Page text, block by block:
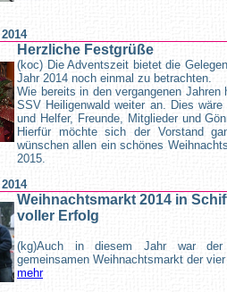
Herzliche Festgrüße
(koc) Die Adventszeit bietet die
Jahr 2014 noch einmal zu betrachten.
Wie bereits in den vergangenen
SSV Heiligenwald weiter an. Dies
und Helfer, Freunde, Mitglieder und
Hierfür möchte sich der Vorstand
wünschen allen ein schönes
2015.
Weihnachtsmarkt 2014 in
voller Erfolg
(kg)Auch in diesem Jahr war der
gemeinsamen Weihnachtsmarkt der
mehr